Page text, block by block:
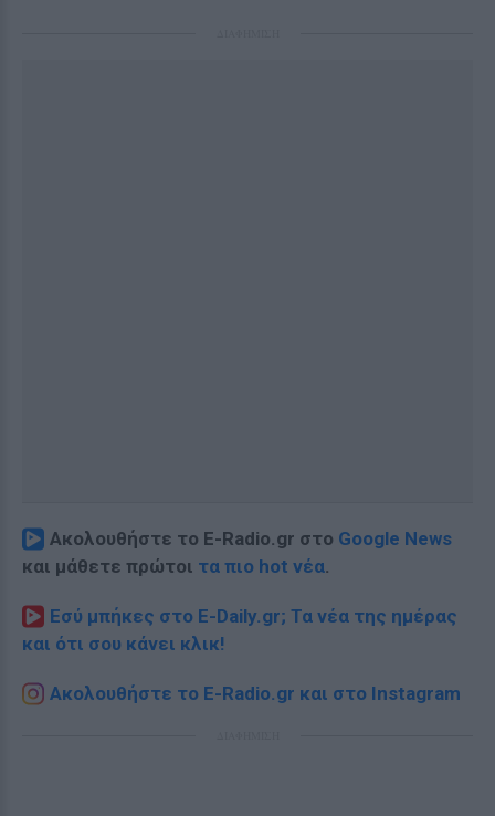
Ακολουθήστε το E-Radio.gr στο Google News
και μάθετε πρώτοι τα πιο hot νέα.
Εσύ μπήκες στο E-Daily.gr; Τα νέα της ημέρας
και ότι σου κάνει κλικ!
Ακολουθήστε το E-Radio.gr και στο Instagram